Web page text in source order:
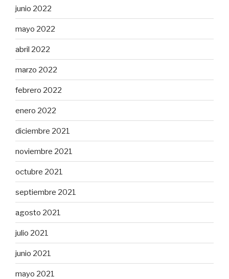
junio 2022
mayo 2022
abril 2022
marzo 2022
febrero 2022
enero 2022
diciembre 2021
noviembre 2021
octubre 2021
septiembre 2021
agosto 2021
julio 2021
junio 2021
mayo 2021